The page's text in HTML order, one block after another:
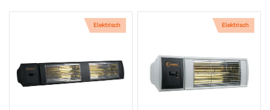
Elektrisch Elektrisch